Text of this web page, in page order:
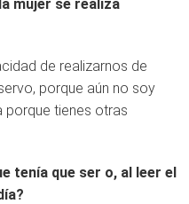
mujer se realiza
de realizarnos de
porque aún no soy
porque tienes otras
tenía que ser o, al leer el